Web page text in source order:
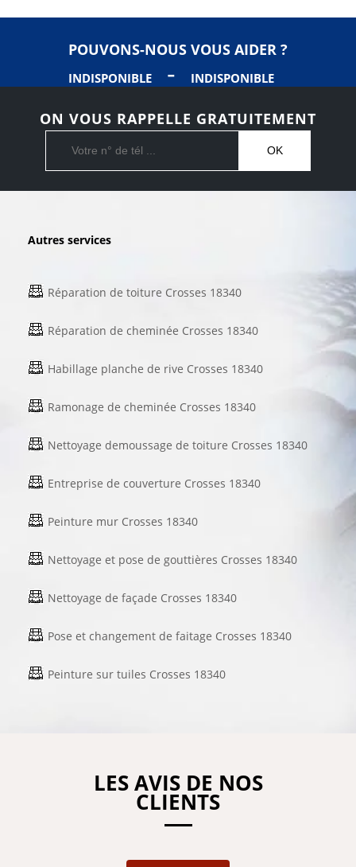
POUVONS-NOUS VOUS AIDER ?
INDISPONIBLE - INDISPONIBLE
ON VOUS RAPPELLE GRATUITEMENT
Autres services
Réparation de toiture Crosses 18340
Réparation de cheminée Crosses 18340
Habillage planche de rive Crosses 18340
Ramonage de cheminée Crosses 18340
Nettoyage demoussage de toiture Crosses 18340
Entreprise de couverture Crosses 18340
Peinture mur Crosses 18340
Nettoyage et pose de gouttières Crosses 18340
Nettoyage de façade Crosses 18340
Pose et changement de faitage Crosses 18340
Peinture sur tuiles Crosses 18340
LES AVIS DE NOS
CLIENTS